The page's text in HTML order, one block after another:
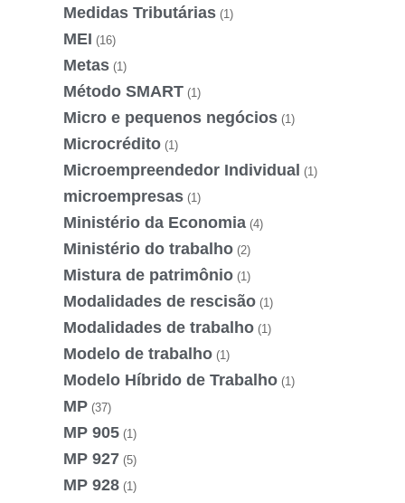
Medidas Tributárias (1)
MEI (16)
Metas (1)
Método SMART (1)
Micro e pequenos negócios (1)
Microcrédito (1)
Microempreendedor Individual (1)
microempresas (1)
Ministério da Economia (4)
Ministério do trabalho (2)
Mistura de patrimônio (1)
Modalidades de rescisão (1)
Modalidades de trabalho (1)
Modelo de trabalho (1)
Modelo Híbrido de Trabalho (1)
MP (37)
MP 905 (1)
MP 927 (5)
MP 928 (1)